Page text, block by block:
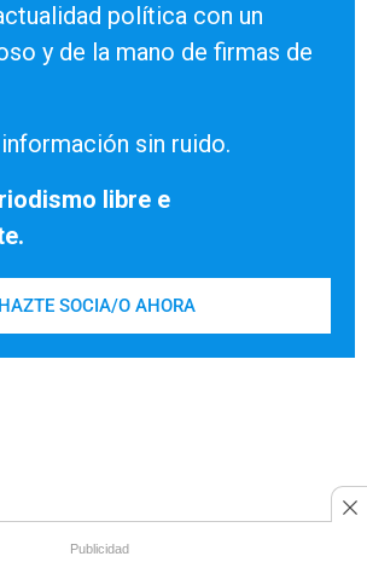
política con un
y de la mano de firmas de
sin ruido.
libre e
HAZTE SOCIA/O AHORA
Publicidad